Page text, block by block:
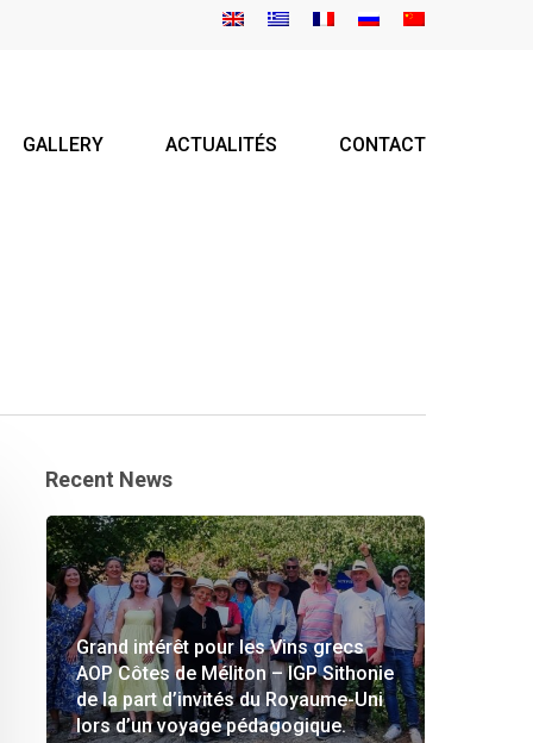
GALLERY ACTUALITÉS CONTACT
Recent News
Grand intérêt pour les Vins grecs
AOP Côtes de Méliton – IGP Sithonie
de la part d’invités du Royaume-Uni
lors d’un voyage pédagogique.